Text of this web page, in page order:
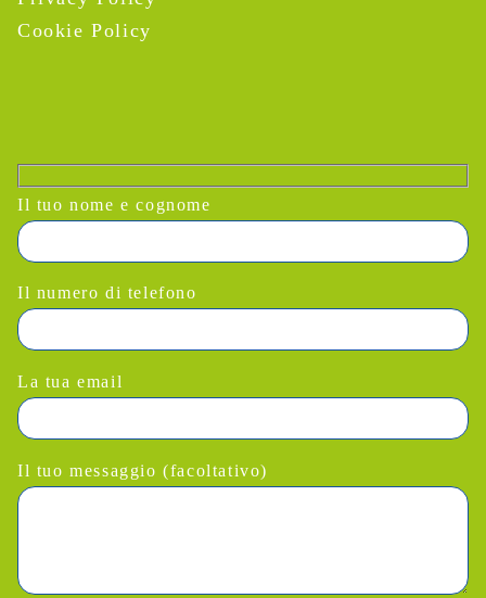
Cookie Policy
Il tuo nome e cognome
Il numero di telefono
La tua email
Il tuo messaggio (facoltativo)